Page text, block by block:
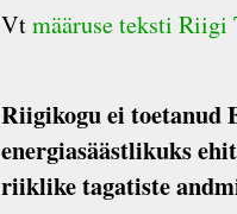
Vtmääruse teksti Riigi
Riigikogu ei toetanud
energiasäästlikuks
riiklike tagatiste